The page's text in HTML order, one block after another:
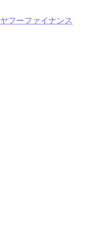
ヤフーファイナンス